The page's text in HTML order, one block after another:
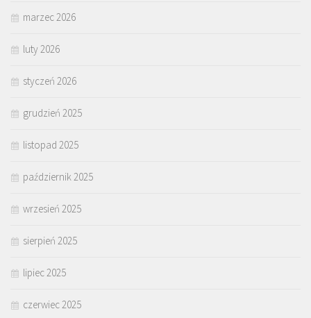
marzec 2026
luty 2026
styczeń 2026
grudzień 2025
listopad 2025
październik 2025
wrzesień 2025
sierpień 2025
lipiec 2025
czerwiec 2025